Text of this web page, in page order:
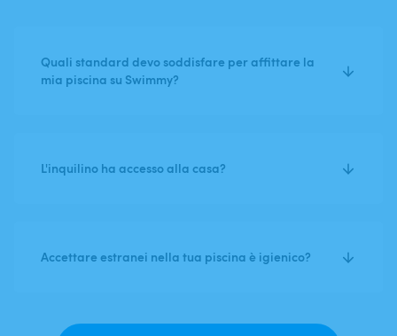
Quali standard devo soddisfare per affittare la
mia piscina su Swimmy?
L'inquilino ha accesso alla casa?
Accettare estranei nella tua piscina è igienico?